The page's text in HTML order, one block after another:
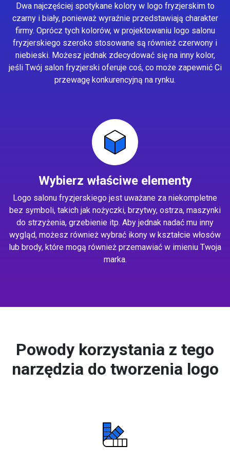
Dwa najczęściej spotykane kolory w logo fryzjerskim to
czarny i biały, ponieważ wyraźnie przedstawiają charakter
firmy. Oprócz tych kolorów, w projektowaniu logo salonu
fryzjerskiego szeroko stosowane są również czerwony i
niebieski. Możesz jednak zdecydować się na inny kolor,
jeśli Twój salon fryzjerski oferuje coś, co może zapewnić Ci
przewagę konkurencyjną na rynku.
Wybierz właściwe elementy
Logo salonu fryzjerskiego jest uważane za niekompletne
bez symboli, takich jak nożyczki, brzytwy, ostrza, maszynki
do strzyżenia, grzebienie itp. Aby jednak nadać mu inny
wygląd, możesz również wybrać ikony w kształcie włosów
lub brody, które mogą również przemawiać w imieniu Twoja
marka.
Powody korzystania z tego
narzędzia do tworzenia logo